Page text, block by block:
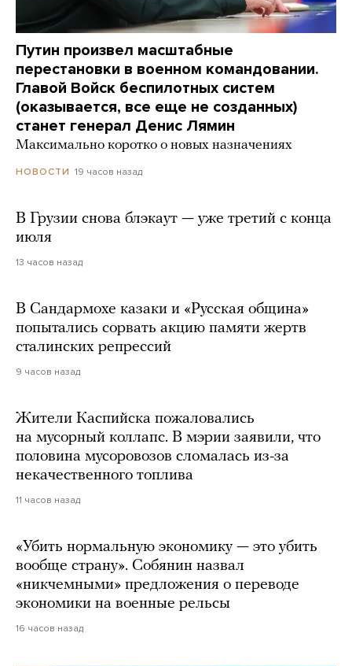
Путин произвел масштабные
перестановки в военном командовании.
Главой Войск беспилотных систем
(оказывается, все еще не созданных)
станет генерал Денис Лямин
Максимально коротко о новых назначениях
НОВОСТИ 19 часов назад
В Грузии снова блэкаут — уже третий с конца
июля
13 часов назад
В Сандармохе казаки и «Русская община»
попытались сорвать акцию памяти жертв
сталинских репрессий
9 часов назад
Жители Каспийска пожаловались
на мусорный коллапс. В мэрии заявили, что
половина мусоровозов сломалась из-за
некачественного топлива
11 часов назад
«Убить нормальную экономику — это убить
вообще страну». Собянин назвал
«никчемными» предложения о переводе
экономики на военные рельсы
16 часов назад